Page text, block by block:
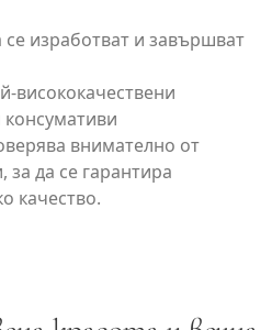
изработват и завършват
висококачествени
внимателно от
да се гарантира
качество.